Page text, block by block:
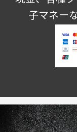
子マネー